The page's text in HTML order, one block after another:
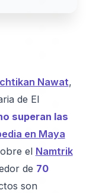
Nawat,
de El
superan las
en Maya
el Namtrik
de 70
son